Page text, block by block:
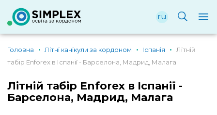
ru
Головна Літні канікули за кордоном Іспанія
Літній
табір Enforex в Іспанії - Барселона, Мадрид, Малага
Літній табір Enforex в Іспанії -
Барселона, Мадрид, Малага